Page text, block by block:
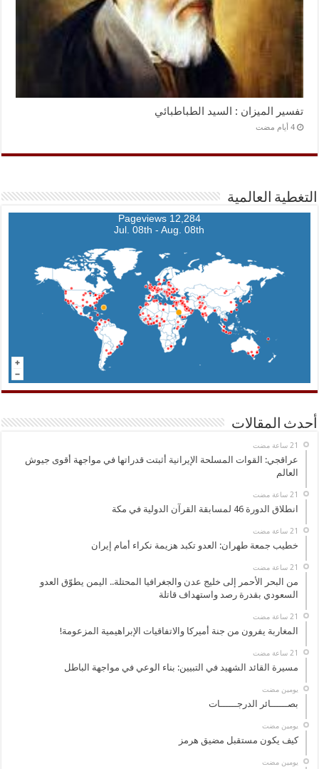
تفسير الميزان : السيد الطباطبائي
‏4 أيام مضت
التغطية العالمية
12,284 Pageviews
Jul. 08th - Aug. 08th
أحدث المقالات
عراقجي: القوات المسلحة الإيرانية أثبتت قدراتها في مواجهة أقوى جيوش
العالم
انطلاق الدورة 46 لمسابقة القرآن الدولية في مكة
خطيب جمعة طهران: العدو تكبد هزيمة نكراء أمام إيران
من البحر الأحمر إلى خليج عدن والجغرافيا المحتلة.. اليمن يطوّق العدو
السعودي بقدرة رصد واستهداف قاتلة
المغاربة يفرون من جنة أميركا والاتفاقيات الإبراهيمية المزعومة!
مسيرة القائد الشهيد في التبيين: بناء الوعي في مواجهة الباطل
‏يومين مضت
بصــــــائر الدرجــــــات
‏يومين مضت
كيف يكون مستقبل مضيق هرمز
‏يومين مضت